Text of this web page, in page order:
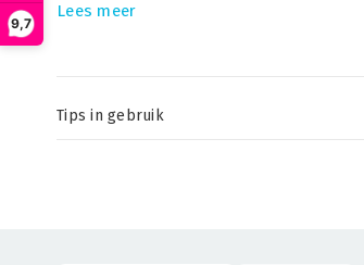
9,7
De naam Angeliet is afgeleid van het
communicatie met engelen. Angeliet
Lees meer
Tips in gebruik